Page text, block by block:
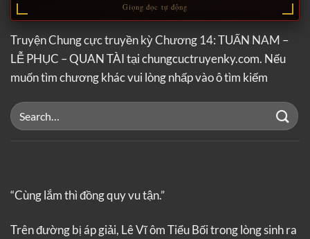
Giọng đọc tự động
Truyện Chung cực truyền kỳ Chương 14: TUẤN NAM –
LỄ PHỤC – QUAN TÀI tại chungcuctruyenky.com. Nếu
muốn tìm chương khác vui lòng nhấp vào ô tìm kiếm
“Cùng lắm thì đồng quy vu tận.”
Trên đường bị áp giải, Lê Vĩ ôm Tiểu Bối trong lòng sinh ra